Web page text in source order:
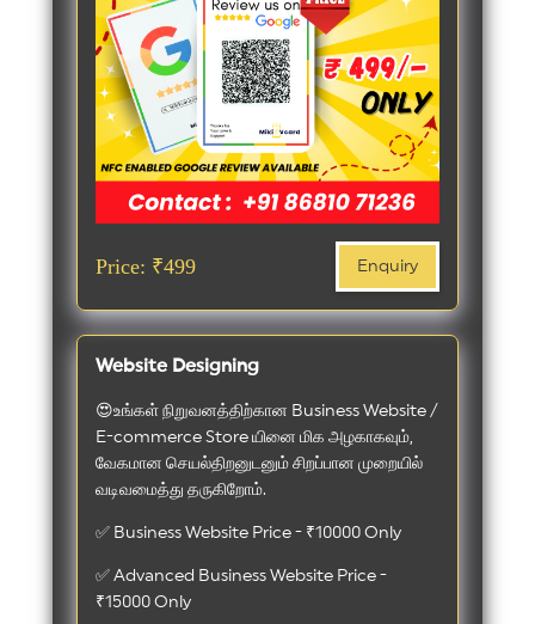
Price: ₹499 Enquiry
Website Designing
😍உங்கள் நிறுவனத்திற்கான Business Website /
E-commerce Store யினை மிக அழகாகவும்,
வேகமான செயல்திறனுடனும் சிறப்பான முறையில்
வடிவமைத்து தருகிறோம்.
✅ Business Website Price - ₹10000 Only
✅ Advanced Business Website Price -
₹15000 Only